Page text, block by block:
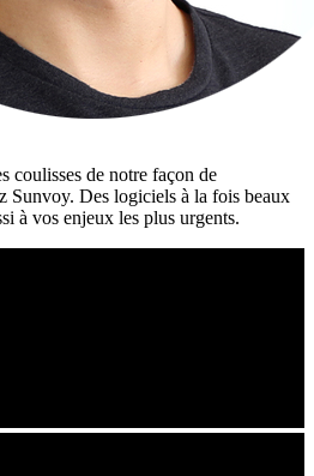
coulisses de notre façon de
Sunvoy. Des logiciels à la fois beaux
à vos enjeux les plus urgents.